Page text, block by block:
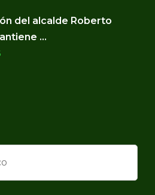
del alcalde Roberto
...